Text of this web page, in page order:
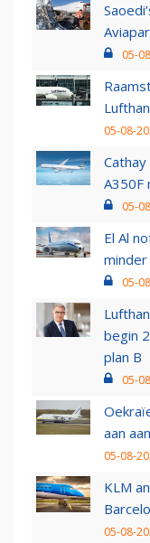
05-
05-08-
A350F
05-
El Al
05-
begin
plan B
05-
aan
05-08-
KLM
05-08-